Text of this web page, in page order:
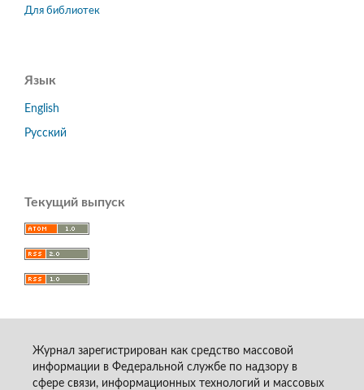
Для библиотек
Язык
English
Русский
Текущий выпуск
Журнал зарегистрирован как средство массовой
информации в Федеральной службе по надзору в
сфере связи, информационных технологий и массовых